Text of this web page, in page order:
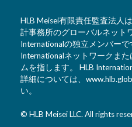
HLB Meisei有限責任監査法人
計事務所のグローバルネット
Internationalの独立メンバーで
Internationalネットワークま
ムを指します。 HLB
詳細については、
い。
© HLB Meisei LLC. All rights